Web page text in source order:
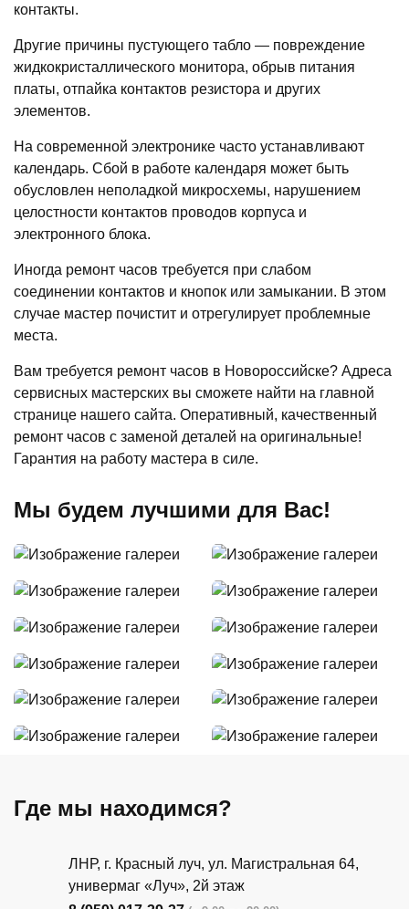
контакты.
Другие причины пустующего табло — повреждение
жидкокристаллического монитора, обрыв питания
платы, отпайка контактов резистора и других
элементов.
На современной электронике часто устанавливают
календарь. Сбой в работе календаря может быть
обусловлен неполадкой микросхемы, нарушением
целостности контактов проводов корпуса и
электронного блока.
Иногда ремонт часов требуется при слабом
соединении контактов и кнопок или замыкании. В этом
случае мастер почистит и отрегулирует проблемные
места.
Вам требуется ремонт часов в Новороссийске? Адреса
сервисных мастерских вы сможете найти на главной
странице нашего сайта. Оперативный, качественный
ремонт часов с заменой деталей на оригинальные!
Гарантия на работу мастера в силе.
Мы будем лучшими для Вас!
Где мы находимся?
ЛНР, г. Красный луч, ул. Магистральная 64,
универмаг «Луч», 2й этаж